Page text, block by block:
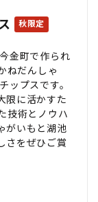
秋限定
金町で作られ
ねだんしゃ
ップスです。
限に活かすた
技術とノウハ
がいもと湖池
さをぜひご賞